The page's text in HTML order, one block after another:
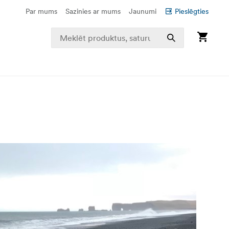
Par mums Sazinies ar mums Jaunumi Pieslēgties